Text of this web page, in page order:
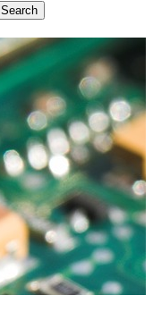
Search